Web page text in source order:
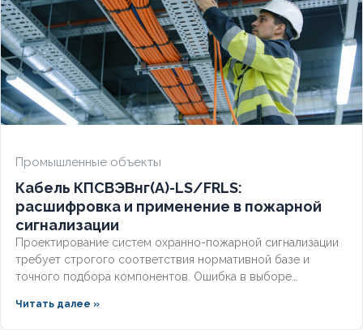
Промышленные объекты
Кабель КПСВЭВнг(А)-LS/FRLS:
расшифровка и применение в пожарной
сигнализации
Проектирование систем охранно-пожарной сигнализации
требует строгого соответствия нормативной базе и
точного подбора компонентов. Ошибка в выборе
задымлении или массовым ложным срабатываниям из-за
Читать далее »